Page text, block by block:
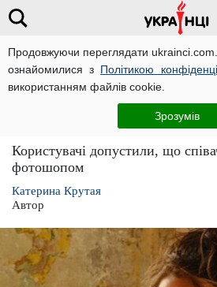
Продовжуючи переглядати
ознайомилися з Політикою
використанням файлів cookie.
Зрозумів
Українська співачка хотіла
голим тілом, але
Користувачі допустили, що
фотошопом
Катерина Крутая
Автор